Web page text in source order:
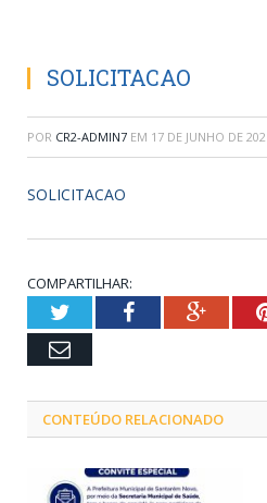
SOLICITACAO
POR CR2-ADMIN7 EM 17 DE JUNHO DE
SOLICITACAO
COMPARTILHAR:
TwitterFacebook
Email
CONTEÚDO RELACIONADO